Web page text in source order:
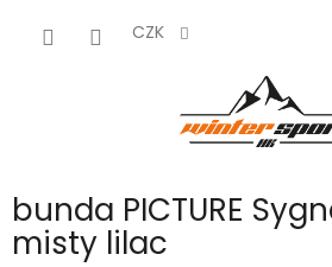
CZK
bunda PICTURE
misty lilac